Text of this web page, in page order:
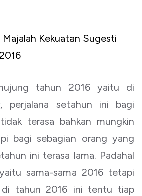
Kekuatan Sugesti
tahun 2016 yaitu di
perjalana setahun ini bagi
terasa bahkan mungkin
bagi sebagian orang yang
ini terasa lama. Padahal
sama-sama 2016 tetapi
di tahun 2016 ini tentu tiap